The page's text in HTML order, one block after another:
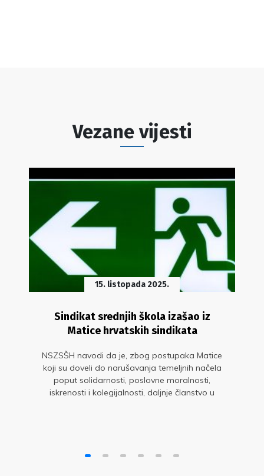
Vezane vijesti
15. listopada 2025.
Sindikat srednjih škola izašao iz
Matice hrvatskih sindikata
NSZSŠH navodi da je, zbog postupaka Matice
koji su doveli do narušavanja temeljnih načela
poput solidarnosti, poslovne moralnosti,
iskrenosti i kolegijalnosti, daljnje članstvo u